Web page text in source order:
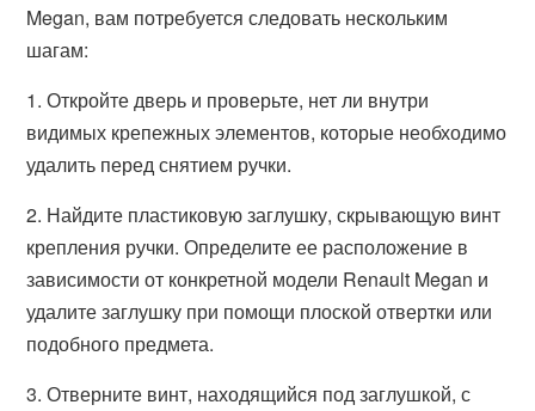
Megan, вам потребуется следовать нескольким
шагам:
1. Откройте дверь и проверьте, нет ли внутри
видимых крепежных элементов, которые необходимо
удалить перед снятием ручки.
2. Найдите пластиковую заглушку, скрывающую винт
крепления ручки. Определите ее расположение в
зависимости от конкретной модели Renault Megan и
удалите заглушку при помощи плоской отвертки или
подобного предмета.
3. Отверните винт, находящийся под заглушкой, с